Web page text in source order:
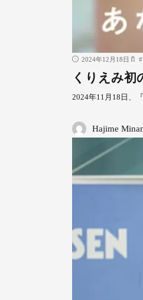
2024年12月18日 #
くりえみ初
2024年11月18日、
Hajime